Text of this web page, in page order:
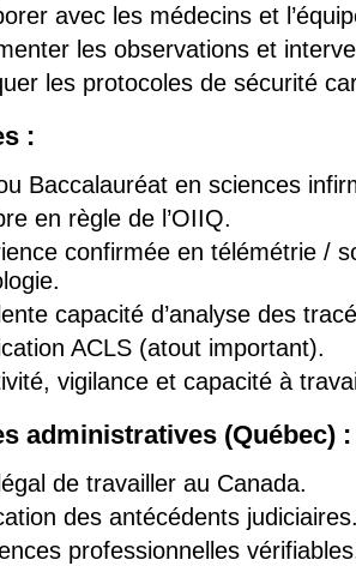
avec les médecins et
les observations et
les protocoles de sécurité
:
Baccalauréat en sciences
en règle de l’OIIQ.
confirmée en télémétrie /
capacité d’analyse des
ACLS (atout important).
vigilance et capacité à
administratives (Québec) :
de travailler au Canada.
des antécédents
professionnelles